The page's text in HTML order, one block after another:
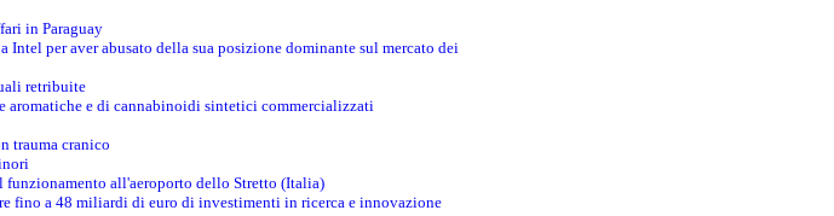
in Paraguay
per aver abusato della sua posizione dominante sul mercato dei
retribuite
aromatiche e di cannabinoidi sintetici commercializzati
trauma cranico
funzionamento all'aeroporto dello Stretto (Italia)
fino a 48 miliardi di euro di investimenti in ricerca e innovazione